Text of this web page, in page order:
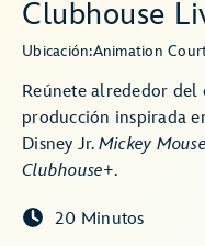
Clubhouse
Ubicación:Animation
Reúnete alrededor del
producción inspirada
Disney Jr. Mickey
Clubhouse+.
20 Minutos